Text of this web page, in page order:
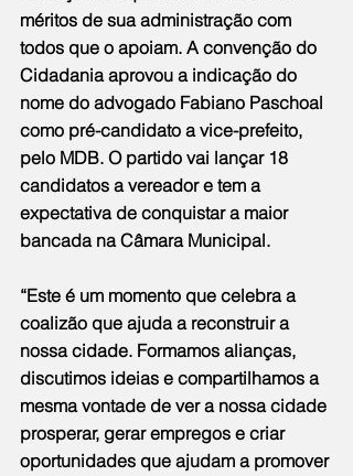
méritos de sua administração com
todos que o apoiam. A convenção do
Cidadania aprovou a indicação do
nome do advogado Fabiano Paschoal
como pré-candidato a vice-prefeito,
pelo MDB. O partido vai lançar 18
candidatos a vereador e tem a
expectativa de conquistar a maior
bancada na Câmara Municipal.
“Este é um momento que celebra a
coalizão que ajuda a reconstruir a
nossa cidade. Formamos alianças,
discutimos ideias e compartilhamos a
mesma vontade de ver a nossa cidade
prosperar, gerar empregos e criar
oportunidades que ajudam a promover